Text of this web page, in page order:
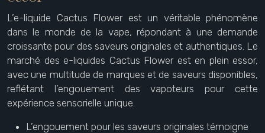
L’e-liquide Cactus Flower est un véritable phénomène
dans le monde de la vape, répondant à une demande
croissante pour des saveurs originales et authentiques. Le
marché des e-liquides Cactus Flower est en plein essor,
avec une multitude de marques et de saveurs disponibles,
reflétant l’engouement des vapoteurs pour cette
expérience sensorielle unique.
L’engouement pour les saveurs originales témoigne